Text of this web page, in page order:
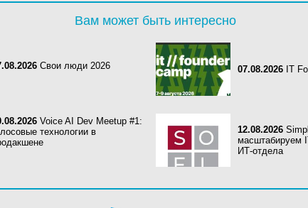
Вам может быть интересно
Свои люди 2026 07.08.2026 IT
Voice AI Dev Meetup #1:
технологии в
12.08.2026
масштабируем
ИТ-отдела